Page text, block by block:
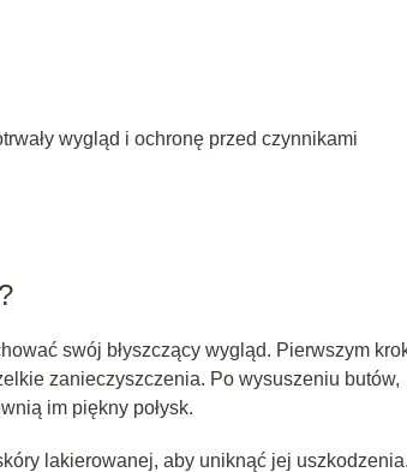
wygląd i ochronę przed czynnikami
swój błyszczący wygląd. Pierwszym
zanieczyszczenia. Po wysuszeniu butów,
im piękny połysk.
lakierowanej, aby uniknąć jej uszkodzenia.